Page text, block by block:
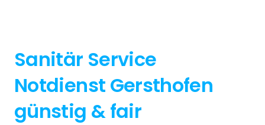
Sanitär Service
Notdienst Gersthofen
günstig & fair